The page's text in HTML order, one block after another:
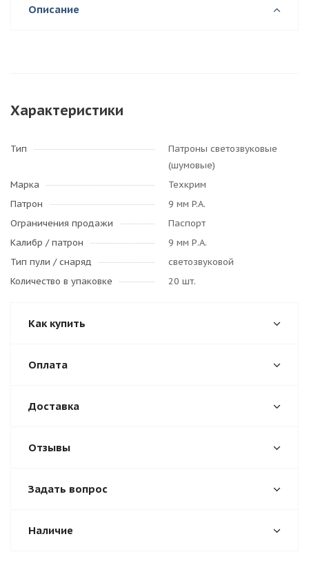
Описание
Характеристики
Тип
Патроны светозвуковые
(шумовые)
Марка
Техкрим
Патрон
9 мм P.A.
Ограничения продажи
Паспорт
Калибр / патрон
9 мм Р.А.
Тип пули / cнаряд
светозвуковой
Количество в упаковке
20 шт.
Как купить
Оплата
Доставка
Отзывы
Задать вопрос
Наличие